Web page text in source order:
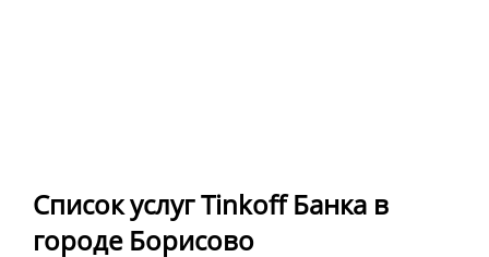
Список услуг Tinkoff Банка в
городе Борисово